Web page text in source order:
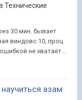
Технические
30 мин. бывает
виндовс 10, проц
не хватает...
азам